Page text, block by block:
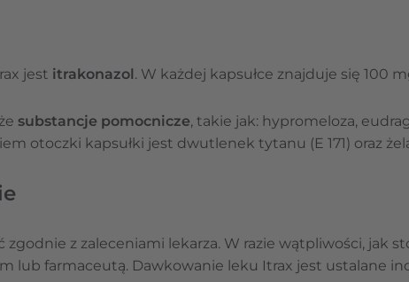
jest itrakonazol . W każdej kapsułce znajduje się 100
substancje pomocnicze, takie jak: hypromeloza,
otoczki kapsułki jest dwutlenek tytanu (E 171) oraz
zgodnie z zaleceniami lekarza. W razie wątpliwości, jak
lub farmaceutą. Dawkowanie leku Itrax jest ustalane